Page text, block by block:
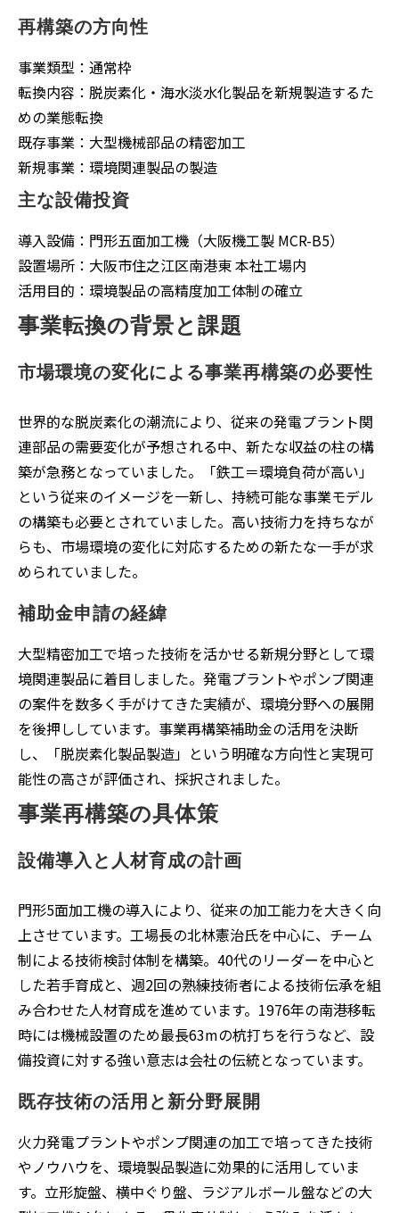
再構築の方向性
事業類型：通常枠
転換内容：脱炭素化・海水淡水化製品を新規製造するた
めの業態転換
既存事業：大型機械部品の精密加工
新規事業：環境関連製品の製造
主な設備投資
導入設備：門形五面加工機（大阪機工製 MCR-B5）
設置場所：大阪市住之江区南港東 本社工場内
活用目的：環境製品の高精度加工体制の確立
事業転換の背景と課題
市場環境の変化による事業再構築の必要性
世界的な脱炭素化の潮流により、従来の発電プラント関
連部品の需要変化が予想される中、新たな収益の柱の構
築が急務となっていました。「鉄工＝環境負荷が高い」
という従来のイメージを一新し、持続可能な事業モデル
の構築も必要とされていました。高い技術力を持ちなが
らも、市場環境の変化に対応するための新たな一手が求
められていました。
補助金申請の経緯
大型精密加工で培った技術を活かせる新規分野として環
境関連製品に着目しました。発電プラントやポンプ関連
の案件を数多く手がけてきた実績が、環境分野への展開
を後押ししています。事業再構築補助金の活用を決断
し、「脱炭素化製品製造」という明確な方向性と実現可
能性の高さが評価され、採択されました。
事業再構築の具体策
設備導入と人材育成の計画
門形5面加工機の導入により、従来の加工能力を大きく向
上させています。工場長の北林憲治氏を中心に、チーム
制による技術検討体制を構築。40代のリーダーを中心と
した若手育成と、週2回の熟練技術者による技術伝承を組
み合わせた人材育成を進めています。1976年の南港移転
時には機械設置のため最長63mの杭打ちを行うなど、設
備投資に対する強い意志は会社の伝統となっています。
既存技術の活用と新分野展開
火力発電プラントやポンプ関連の加工で培ってきた技術
やノウハウを、環境製品製造に効果的に活用していま
す。立形旋盤、横中ぐり盤、ラジアルボール盤などの大